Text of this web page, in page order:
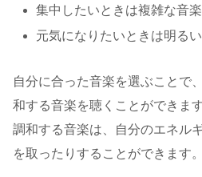
集中したいときは複雑な音
元気になりたいときは明る
自分に合った音楽を選ぶことで
和する音楽を聴くことができま
調和する音楽は、自分のエネル
を取ったりすることができます。